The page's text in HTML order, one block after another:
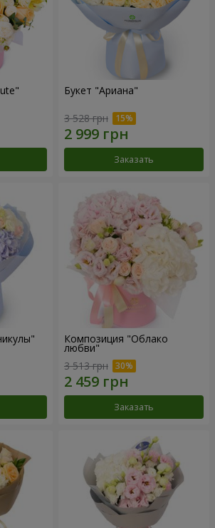
Букет "Ариана"
3 528 грн
Заказать
Композиция "Облако
любви"
3 513 грн
Заказать